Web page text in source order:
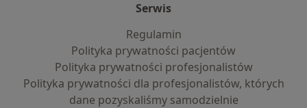
Serwis
Regulamin
Polityka prywatności pacjentów
Polityka prywatności profesjonalistów
Polityka prywatności dla profesjonalistów, których
dane pozyskaliśmy samodzielnie